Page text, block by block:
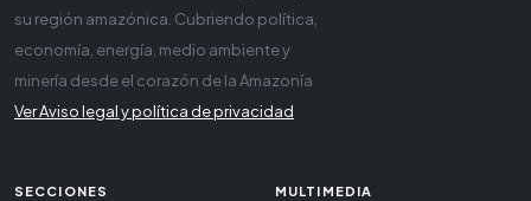
su región amazónica. Cubriendo política,
economía, energía, medio ambiente y
minería desde el corazón de la Amazonía
Ver Aviso legal y política de privacidad
SECCIONES MULTIMEDIA